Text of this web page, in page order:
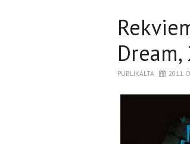
PUBLIKÁLTA 2011.